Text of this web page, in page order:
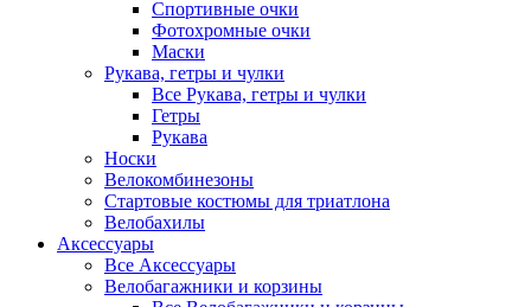
Спортивные очки
Фотохромные очки
Маски
Рукава, гетры и чулки
Все Рукава, гетры и чулки
Гетры
Рукава
Носки
Велокомбинезоны
Стартовые костюмы для триатлона
Велобахилы
Аксессуары
Все Аксессуары
Велобагажники и корзины